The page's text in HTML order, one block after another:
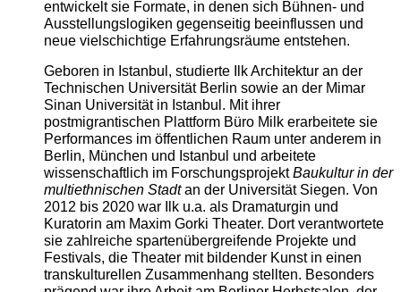
entwickelt sie Formate, in denen sich Bühnen- und
Ausstellungslogiken gegenseitig beeinflussen und
neue vielschichtige Erfahrungsräume entstehen.
Geboren in Istanbul, studierte Ilk Architektur an der
Technischen Universität Berlin sowie an der Mimar
Sinan Universität in Istanbul. Mit ihrer
postmigrantischen Plattform Büro Milk erarbeitete sie
Performances im öffentlichen Raum unter anderem in
Berlin, München und Istanbul und arbeitete
wissenschaftlich im ForschungsprojektBaukultur in der
multiethnischen Stadtan der Universität Siegen. Von
2012 bis 2020 war Ilk u.a. als Dramaturgin und
Kuratorin am Maxim Gorki Theater. Dort verantwortete
sie zahlreiche spartenübergreifende Projekte und
Festivals, die Theater mit bildender Kunst in einen
transkulturellen Zusammenhang stellten. Besonders